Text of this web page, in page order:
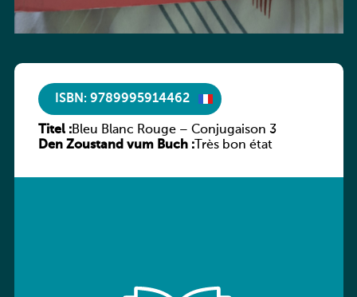
ISBN: 9789995914462
Titel :Bleu Blanc Rouge – Conjugaison 3
Den Zoustand vum Buch :Très bon état